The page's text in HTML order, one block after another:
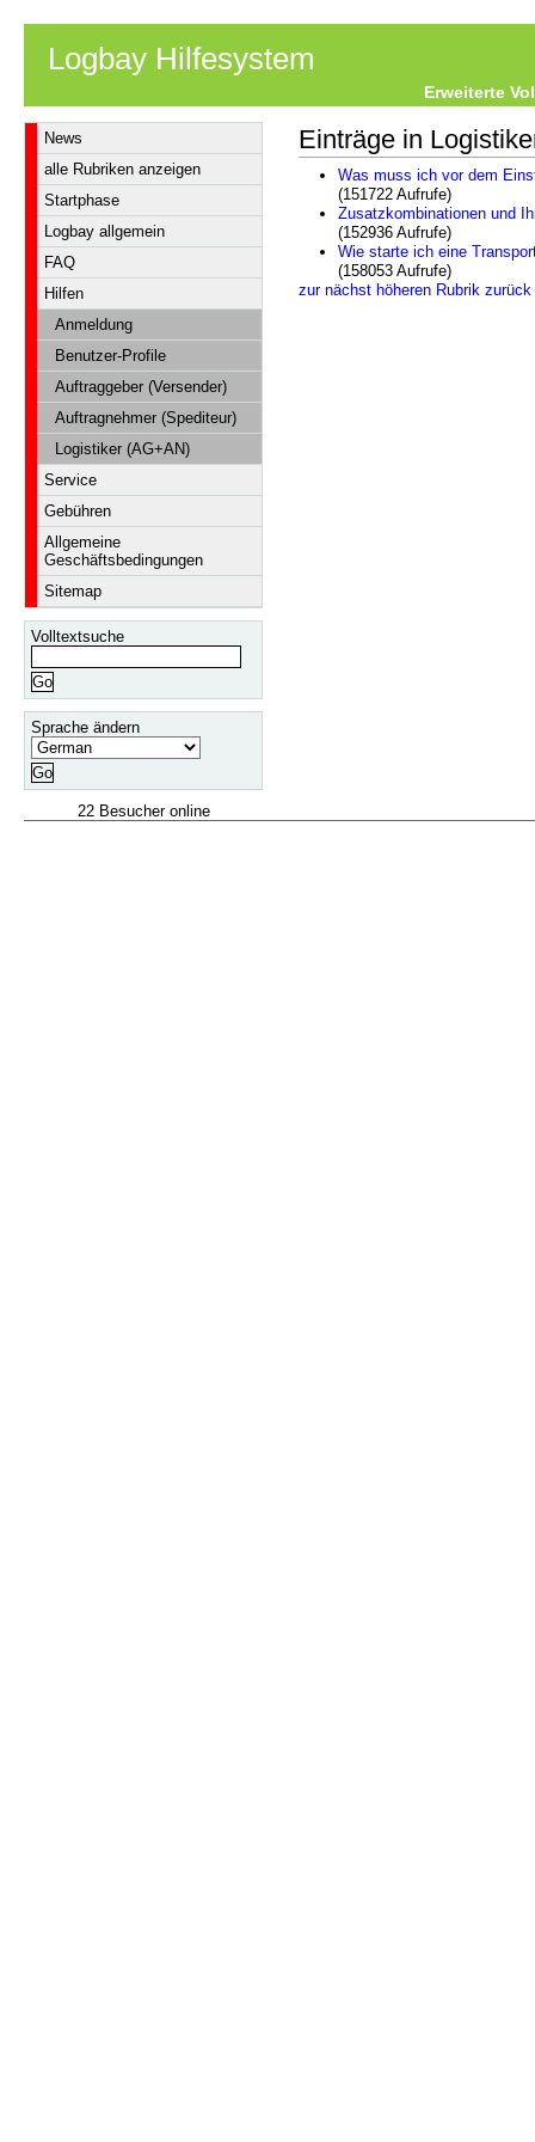
Logbay Hilfesystem
Erweiterte
News
alle Rubriken anzeigen
Startphase
Logbay allgemein
FAQ
Hilfen
Anmeldung
Benutzer-Profile
Auftraggeber (Versender)
Auftragnehmer (Spediteur)
Logistiker (AG+AN)
Service
Gebühren
Allgemeine
Geschäftsbedingungen
Sitemap
Volltextsuche
Sprache ändern
22 Besucher online
Einträge in
Was muss ich vor dem
(151722 Aufrufe)
Zusatzkombinationen und
(152936 Aufrufe)
Wie starte ich eine
(158053 Aufrufe)
zur nächst höheren Rubrik zurück